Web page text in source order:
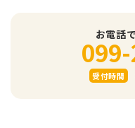
お電話
受付時間